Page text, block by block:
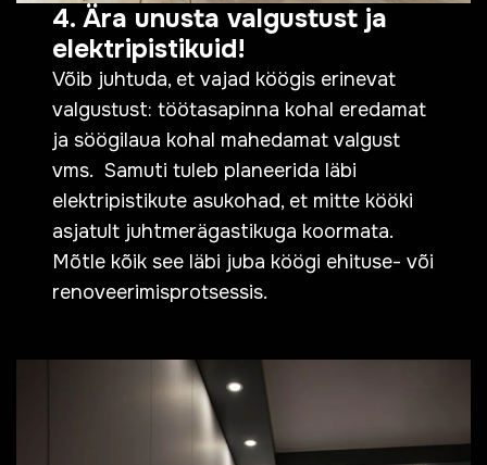
4. Ära unusta valgustust ja
elektripistikuid!
Võib juhtuda, et vajad köögis erinevat
valgustust: töötasapinna kohal eredamat
ja söögilaua kohal mahedamat valgust
vms. Samuti tuleb planeerida läbi
elektripistikute asukohad, et mitte kööki
asjatult juhtmerägastikuga koormata.
Mõtle kõik see läbi juba köögi ehituse- või
renoveerimisprotsessis.